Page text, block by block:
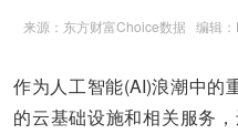
来源：东方财富Choice数据 编辑
作为人工智能(AI)浪潮中的
的云基础设施和相关服务